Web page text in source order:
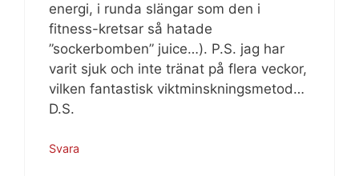
energi, i runda slängar som den i
fitness-kretsar så hatade
”sockerbomben” juice…). P.S. jag har
varit sjuk och inte tränat på flera veckor,
vilken fantastisk viktminskningsmetod…
D.S.
Svara